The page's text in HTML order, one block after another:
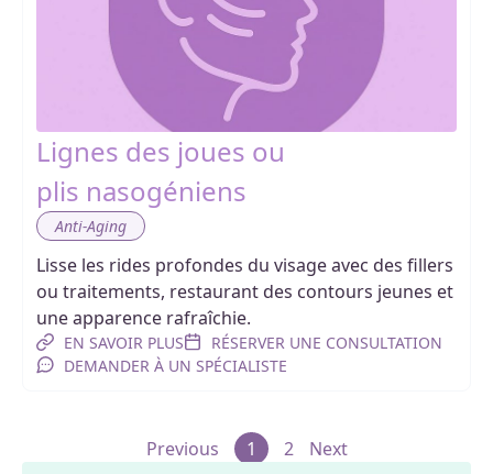
Lignes des joues ou
plis nasogéniens
Anti-Aging
Lisse les rides profondes du visage avec des fillers
ou traitements, restaurant des contours jeunes et
une apparence rafraîchie.
EN SAVOIR PLUS
RÉSERVER UNE CONSULTATION
DEMANDER À UN SPÉCIALISTE
Previous 1 2 Next